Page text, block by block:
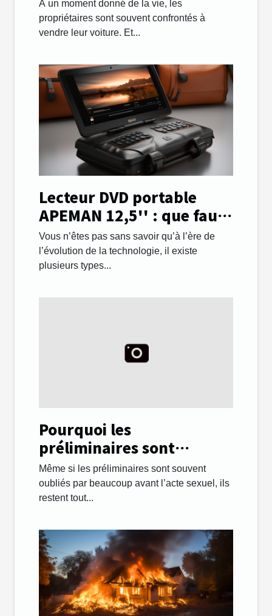
À un moment donné de la vie, les
propriétaires sont souvent confrontés à
vendre leur voiture. Et...
Lecteur DVD portable
APEMAN 12,5'' : que faut-
il savoir ?
Vous n’êtes pas sans savoir qu’à l’ère de
l’évolution de la technologie, il existe
plusieurs types...
Pourquoi les
préliminaires sont
importants lors des
rapports sexuels ?
Même si les préliminaires sont souvent
oubliés par beaucoup avant l’acte sexuel, ils
restent tout...